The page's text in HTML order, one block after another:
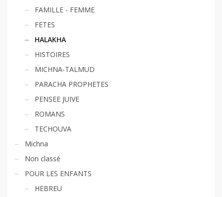
FAMILLE - FEMME
FETES
HALAKHA
HISTOIRES
MICHNA-TALMUD
PARACHA PROPHETES
PENSEE JUIVE
ROMANS
TECHOUVA
Michna
Non classé
POUR LES ENFANTS
HEBREU